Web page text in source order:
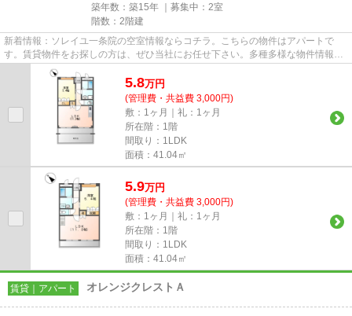
築年数：築15年 ｜募集中： 2室
階数：2階建
新着情報：ソレイユ一条院の空室情報ならコチラ。こちらの物件はアパートで
す。賃貸物件をお探しの方は、ぜひ当社にお任せ下さい。多種多様な物件情報と
地域情報をご提供いたします。...
5.8万円
(管理費・共益費 3,000円)
敷：1ヶ月｜礼：1ヶ月
所在階：1階
間取り：1LDK
面積：41.04㎡
5.9万円
(管理費・共益費 3,000円)
敷：1ヶ月｜礼：1ヶ月
所在階：1階
間取り：1LDK
面積：41.04㎡
賃貸｜アパート オレンジクレストＡ